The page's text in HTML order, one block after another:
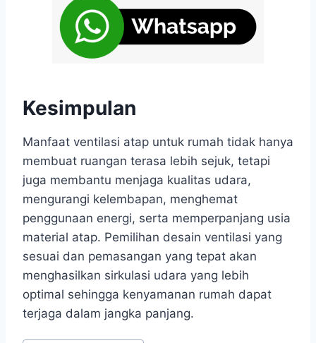
Kesimpulan
Manfaat ventilasi atap untuk rumah tidak hanya
membuat ruangan terasa lebih sejuk, tetapi
juga membantu menjaga kualitas udara,
mengurangi kelembapan, menghemat
penggunaan energi, serta memperpanjang usia
material atap. Pemilihan desain ventilasi yang
sesuai dan pemasangan yang tepat akan
menghasilkan sirkulasi udara yang lebih
optimal sehingga kenyamanan rumah dapat
terjaga dalam jangka panjang.